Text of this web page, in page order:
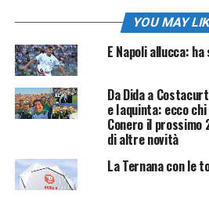
YOU MAY
E Napoli allucca:
Da Dida a
e Iaquinta: ecco
Conero il
di altre novità
La Ternana con le